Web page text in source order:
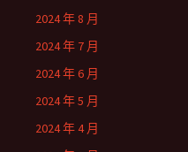
2024 年 8 月
2024 年 7 月
2024 年 6 月
2024 年 5 月
2024 年 4 月